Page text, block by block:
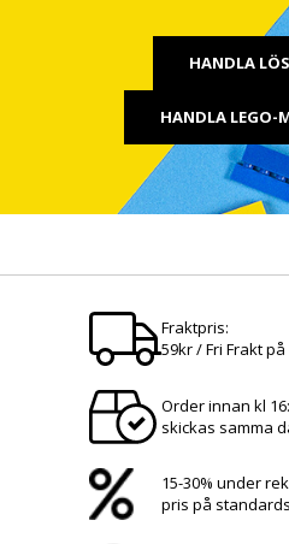
HANDLA
HANDLA LEGO-
Fraktpris:
59kr / Fri Frakt
Order innan kl
skickas samma
15-30% under
pris på